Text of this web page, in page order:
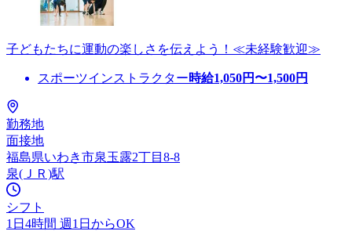
子どもたちに運動の楽しさを伝えよう！≪未経験歓迎≫
スポーツインストラクター時給1,050円〜1,500円
勤務地
面接地
福島県いわき市泉玉露2丁目8-8
泉(ＪＲ)駅
シフト
1日4時間 週1日からOK